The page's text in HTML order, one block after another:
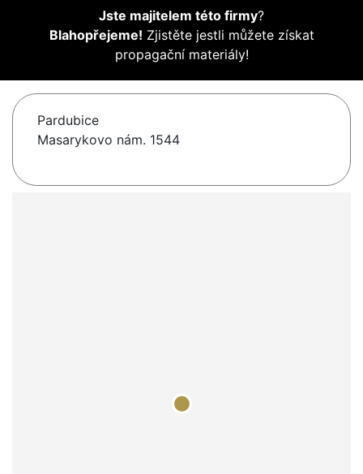
Jste majitelem této firmy?
Blahopřejeme! Zjistěte jestli můžete získat
propagační materiály!
Pardubice
Masarykovo nám. 1544